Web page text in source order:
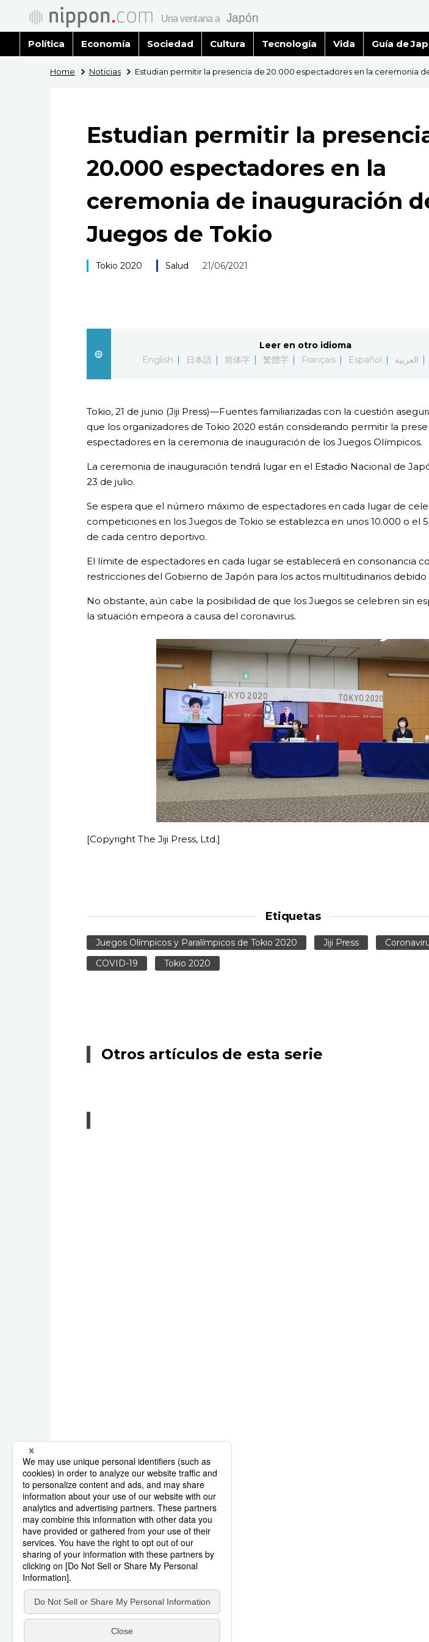
Política Economía Sociedad Cultura Tecnología Vida Guía de
Home Noticias Estudian permitir la presencia de 20.000 espectadores en la ceremonia
Estudian permitir la
20.000 espectadores en la
ceremonia de inauguración
Juegos de Tokio
Tokio 2020 Salud 21/06/2021
Leer en otro idioma
English
日本語 简体字 繁體字 Français Español العربية
Tokio, 21 de junio (Jiji Press)—Fuentes familiarizadas con la cuestión
que los organizadores de Tokio 2020 están considerando permitir la
espectadores en la ceremonia de inauguración de los Juegos Olímpicos.
La ceremonia de inauguración tendrá lugar en el Estadio Nacional de
23 de julio.
Se espera que el número máximo de espectadores en cada lugar de
competiciones en los Juegos de Tokio se establezca en unos 10.000 o el
de cada centro deportivo.
El límite de espectadores en cada lugar se establecerá en consonancia
restricciones del Gobierno de Japón para los actos multitudinarios debido
No obstante, aún cabe la posibilidad de que los Juegos se celebren sin
la situación empeora a causa del coronavirus.
[Copyright The Jiji Press, Ltd.]
Etiquetas
Juegos Olímpicos y Paralímpicos de Tokio 2020 Jiji Press
COVID-19
Tokio 2020
Otros artículos de esta serie